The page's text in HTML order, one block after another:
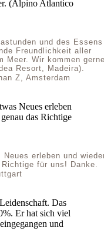
und des Essens
Freundlichkeit aller
Meer. Wir kommen
Resort, Madeira).
Z, Amsterdam
erleben und
für uns! Danke.